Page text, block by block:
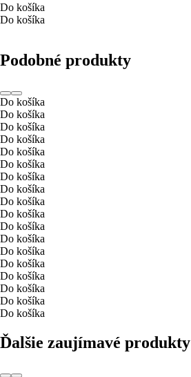
Do košíka
Do košíka
Podobné produkty
Do košíka
Do košíka
Do košíka
Do košíka
Do košíka
Do košíka
Do košíka
Do košíka
Do košíka
Do košíka
Do košíka
Do košíka
Do košíka
Do košíka
Do košíka
Do košíka
Do košíka
Do košíka
Ďalšie zaujímavé produkty